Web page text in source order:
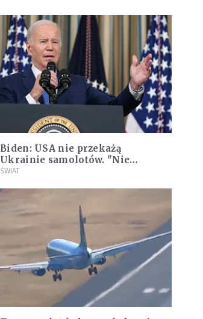
Biden: USA nie przekażą
Ukrainie samolotów. "Nie
będziemy wplątywać się w III
ŚWIAT